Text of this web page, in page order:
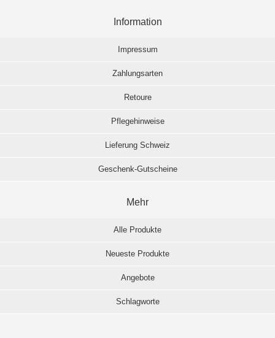
Information
Impressum
Zahlungsarten
Retoure
Pflegehinweise
Lieferung Schweiz
Geschenk-Gutscheine
Mehr
Alle Produkte
Neueste Produkte
Angebote
Schlagworte